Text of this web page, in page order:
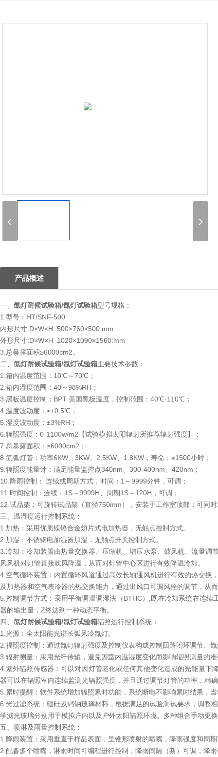
产品概述
一、 氙灯耐候试验箱/氙灯试验箱型号规格：
1.型号：HT/SNF-500
内形尺寸:D×W×H 500×760×500:mm
外形尺寸:D×W×H 1020×1090×1560:mm
3.总暴露面积≥6000cm2。
二、 氙灯耐候试验箱/氙灯试验箱主要技术参数：
1.箱内温度范围：10℃～70℃；
2.箱内湿度范围：40～98%RH；
3.黑板温度控制：BPT 美国黑板温度，控制范围：40℃-110℃；
4.温度波动度：≤±0.5℃；
5.湿度波动度：±3%RH；
6.辐照强度：0-1100w/m2【试验模拟太阳辐射所推荐辐射强度】；
7.总暴露面积：≥6000cm2；
8.氙弧灯管：功率6KW、3KW、2.5KW、1.8KW，寿命：≥1500小时；
9.辐照度能量计：满足能量监控点340nm、300-400nm、420nm；
10.降雨控制： 连续或周期方式，时间：1～9999分钟，可调；
11.时间控制：连续：1S～9999H、周期1S～120H，可调；
12.试品架：可旋转试品架（直径750mm），安装于工作室顶部；可同
三、温湿度运行控制系统：
1.加热：采用优质镍铬合金翅片式电加热器，无触点控制方式。
2.加湿：不锈钢电加湿器加湿，无触点开关控制方式。
3.冷却：冷却装置由热量交换器、压缩机、增压水泵、鼓风机、流量
风风机对灯管直接吹风降温，从而对灯管中心区进行有效降温冷却。
4.空气循环装置：内置循环风道通过高效长轴通风机进行有效的热交
及加热器和空气表冷器的热交换能力，通过出风口可调风栓的调节，从
5.控制调节方式：采用平衡调温调湿法（BTHC）,既在冷却系统在连
器的输出量，Z终达到一种动态平衡。
四、 氙灯耐候试验箱/氙灯试验箱辐照运行控制系统：
1.光源：全太阳能光谱长弧风冷氙灯。
2.福照度控制：通过氙灯辐射强度及控制仪表构成控制回路闭环调节、
3.辐射测量：采用光纤传输，避免因室内温湿度变化而影响辐照测量的
4.紫外辐照传感器：可以对因灯管老化或任何其他变化造成的光能量
器可以在辐照室内连续监测光辐照强度，并且通过调节灯管的功率，精
5.累时提醒：软件系统增加辐照累时功能，系统断电不影响累时结果，
6.光过滤系统：硼硅及钙钠玻璃材料，根据满足的试验测试要求，调整
学滤光玻璃分别用于模拟户内以及户外太阳辐照环境。多种组合手动更
五、喷淋及雨量控制系统：
1.降雨装置：采用垂直于样品表面，呈锥形喷射的喷嘴，降雨强度和周
2.配备多个喷嘴，淋雨时间可编程进行控制，降雨间隔（断）可调，降